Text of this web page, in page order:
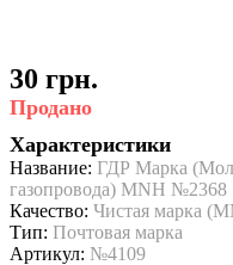
30 грн.
Продано
Характеристики
Название: ГДР Марка
газопровода) MNH №2368
Качество: Чистая марка
Тип: Почтовая марка
Артикул: №4109